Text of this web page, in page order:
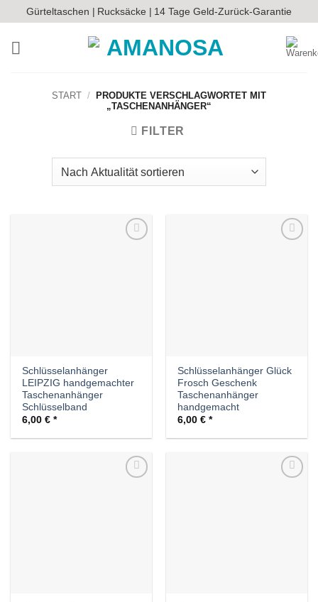
Inhalt
springen
Gürteltaschen | Rucksäcke | 14 Tage Geld-Zurück-Garantie
START /
PRODUKTE VERSCHLAGWORTET MIT
„TASCHENANHÄNGER“
FILTER
Schlüsselanhänger
LEIPZIG handgemachter
Taschenanhänger
Schlüsselband
6,00€
Schlüsselanhänger Glück
Frosch Geschenk
Taschenanhänger
handgemacht
6,00€